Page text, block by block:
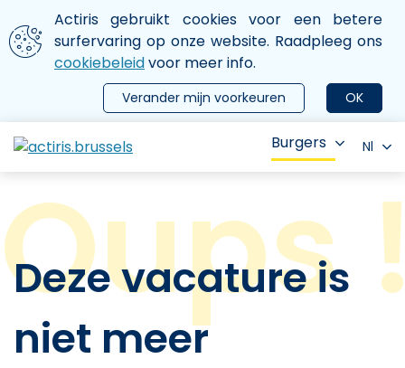
Aller au contenu principal
We gebruiken cookies
Actiris gebruikt cookies voor een betere
surfervaring op onze website. Raadpleeg ons
cookiebeleidvoor meer info.
OK
Verander mijn voorkeuren
le menu
Burgers Nl
Deze vacature is
niet meer